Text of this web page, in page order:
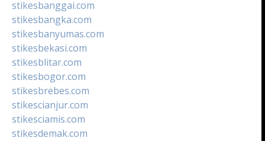
stikesbanggai.com
stikesbangka.com
stikesbanyumas.com
stikesbekasi.com
stikesblitar.com
stikesbogor.com
stikesbrebes.com
stikescianjur.com
stikesciamis.com
stikesdemak.com